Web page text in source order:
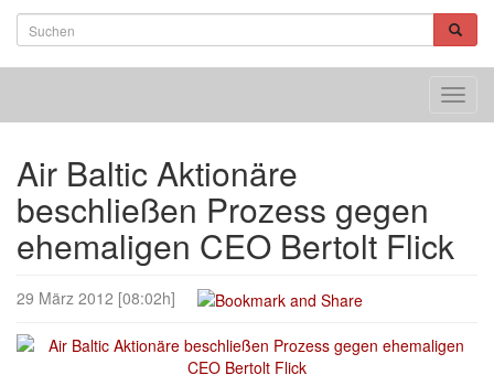
Air Baltic Aktionäre
beschließen Prozess gegen
ehemaligen CEO Bertolt Flick
29 März 2012 [08:02h]